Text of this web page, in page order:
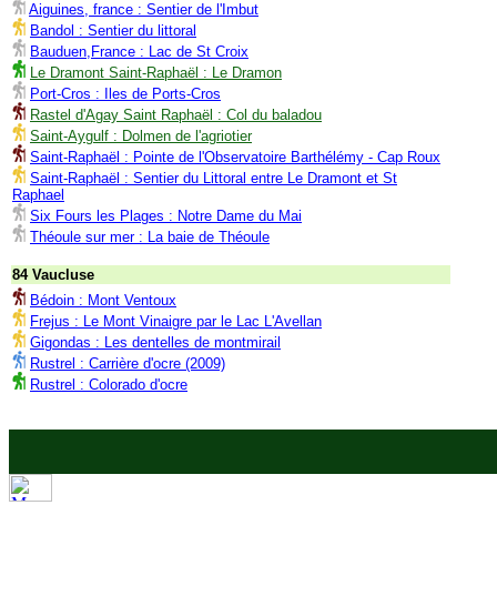
Aiguines, france : Sentier de l'Imbut
Bandol : Sentier du littoral
Bauduen,France : Lac de St Croix
Le Dramont Saint-Raphaël : Le Dramon
Port-Cros : Iles de Ports-Cros
Rastel d'Agay Saint Raphaël : Col du baladou
Saint-Aygulf : Dolmen de l'agriotier
Saint-Raphaël : Pointe de l'Observatoire Barthélémy - Cap Roux
Saint-Raphaël : Sentier du Littoral entre Le Dramont et St
Raphael
Six Fours les Plages : Notre Dame du Mai
Théoule sur mer : La baie de Théoule
84 Vaucluse
Bédoin : Mont Ventoux
Frejus : Le Mont Vinaigre par le Lac L'Avellan
Gigondas : Les dentelles de montmirail
Rustrel : Carrière d'ocre (2009)
Rustrel : Colorado d'ocre